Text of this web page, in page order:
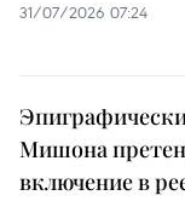
31/07/2026 07:24
Мишона
включение в